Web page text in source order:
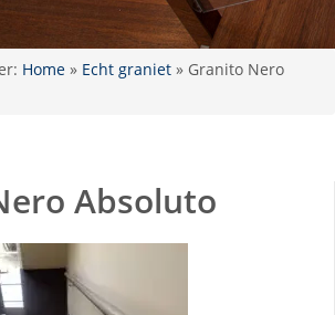
Home » Echt graniet » Granito Nero
Absoluto